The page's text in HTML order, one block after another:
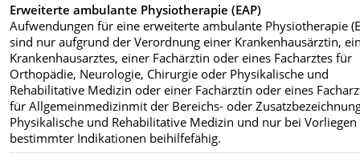
Erweiterte ambulante Physiotherapie (EAP)
Aufwendungen für eine erweiterte ambulante Physiotherapie
sind nur aufgrund der Verordnung einer Krankenhausärztin,
Krankenhausarztes, einer Fachärztin oder eines Facharztes für
Orthopädie, Neurologie, Chirurgie oder Physikalische und
Rehabilitative Medizin oder einer Fachärztin oder eines
für Allgemeinmedizinmit der Bereichs- oder
Physikalische und Rehabilitative Medizin und nur bei Vorliegen
bestimmter Indikationen beihilfefähig.